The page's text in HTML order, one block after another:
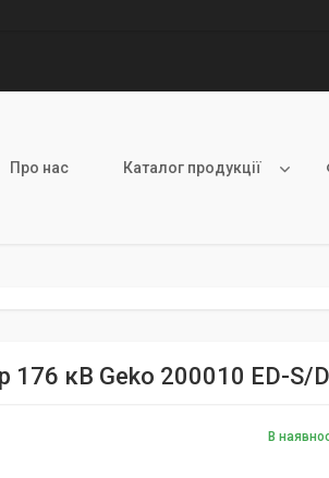
Про нас Каталог продукції
176 кВ Geko 200010 ED-
В